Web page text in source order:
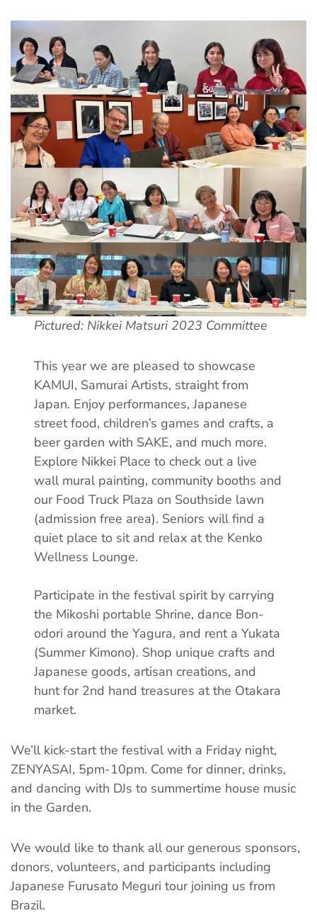
Pictured: Nikkei Matsuri 2023 Committee
This year we are pleased to showcase
KAMUI, Samurai Artists, straight from
Japan. Enjoy performances, Japanese
street food, children’s games and crafts, a
beer garden with SAKE, and much more.
Explore Nikkei Place to check out a live
wall mural painting, community booths and
our Food Truck Plaza on Southside lawn
(admission free area). Seniors will find a
quiet place to sit and relax at the Kenko
Wellness Lounge.
Participate in the festival spirit by carrying
the Mikoshi portable Shrine, dance Bon-
odori around the Yagura, and rent a Yukata
(Summer Kimono). Shop unique crafts and
Japanese goods, artisan creations, and
hunt for 2nd hand treasures at the Otakara
market.
We’ll kick-start the festival with a Friday night,
ZENYASAI, 5pm-10pm. Come for dinner, drinks,
and dancing with DJs to summertime house music
in the Garden.
We would like to thank all our generous sponsors,
donors, volunteers, and participants including
Japanese Furusato Meguri tour joining us from
Brazil.